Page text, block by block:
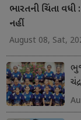
ભારતની ચિંતા
નહીં
August 08, Sat,
ભુજ